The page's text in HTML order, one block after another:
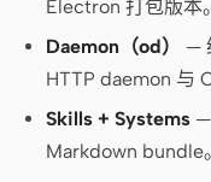
Electron 打包版本。
Daemon（od）
—
HTTP daemon 与
Skills + Systems
Markdown bundle。